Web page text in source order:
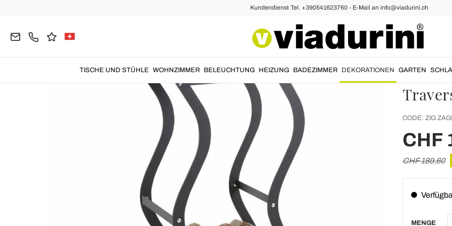
Kundendienst Tel. +390541623760 - E-Mail an info@viadurini.ch
TISCHE UND STÜHLE WOHNZIMMER BELEUCHTUNG HEIZUNG BADEZIMMER DEKORATIONEN GARTEN
CODE: ZIG ZAGI
CHF
CHF 189,60
MENGE